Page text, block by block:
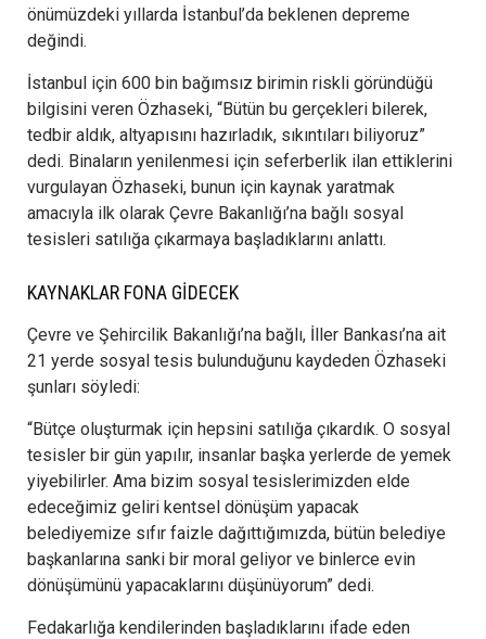
önümüzdeki yıllarda İstanbul’da beklenen depreme
değindi.
İstanbul için 600 bin bağımsız birimin riskli göründüğü
bilgisini veren Özhaseki, “Bütün bu gerçekleri bilerek,
tedbir aldık, altyapısını hazırladık, sıkıntıları biliyoruz”
dedi. Binaların yenilenmesi için seferberlik ilan ettiklerini
vurgulayan Özhaseki, bunun için kaynak yaratmak
amacıyla ilk olarak Çevre Bakanlığı’na bağlı sosyal
tesisleri satılığa çıkarmaya başladıklarını anlattı.
KAYNAKLAR FONA GİDECEK
Çevre ve Şehircilik Bakanlığı’na bağlı, İller Bankası’na ait
21 yerde sosyal tesis bulunduğunu kaydeden Özhaseki
şunları söyledi:
“Bütçe oluşturmak için hepsini satılığa çıkardık. O sosyal
tesisler bir gün yapılır, insanlar başka yerlerde de yemek
yiyebilirler. Ama bizim sosyal tesislerimizden elde
edeceğimiz geliri kentsel dönüşüm yapacak
belediyemize sıfır faizle dağıttığımızda, bütün belediye
başkanlarına sanki bir moral geliyor ve binlerce evin
dönüşümünü yapacaklarını düşünüyorum” dedi.
Fedakarlığa kendilerinden başladıklarını ifade eden